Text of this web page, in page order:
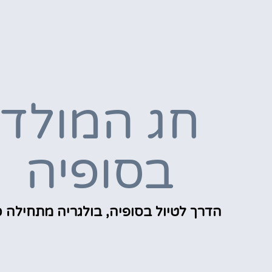
חג המולד
בסופיה
הדרך לטיול בסופיה, בולגריה מתחילה